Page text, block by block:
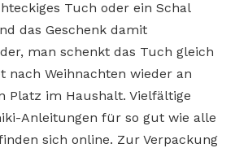
Tuch oder ein Schal
das Geschenk damit
man schenkt das Tuch gleich
nach Weihnachten wieder an
Platz im Haushalt. Vielfältige
Anleitungen für so gut wie alle
sich online. Zur Verpackung